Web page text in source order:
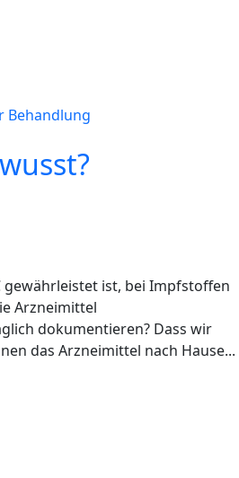
Behandlung
gewährleistet ist, bei Impfstoffen
Arzneimittel
dokumentieren? Dass wir
das Arzneimittel nach Hause...